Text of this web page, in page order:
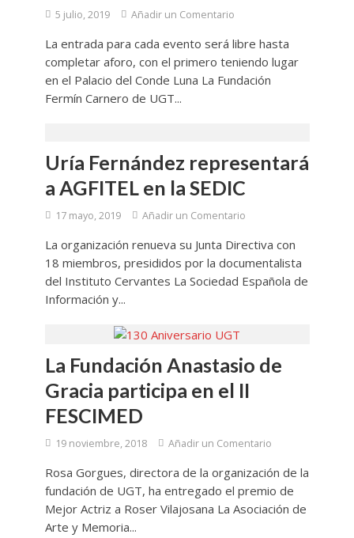
5 julio, 2019 Añadir un Comentario
La entrada para cada evento será libre hasta
completar aforo, con el primero teniendo lugar
en el Palacio del Conde Luna La Fundación
Fermín Carnero de UGT...
Uría Fernández representará
a AGFITEL en la SEDIC
17 mayo, 2019 Añadir un Comentario
La organización renueva su Junta Directiva con
18 miembros, presididos por la documentalista
del Instituto Cervantes La Sociedad Española de
Información y...
La Fundación Anastasio de
Gracia participa en el II
FESCIMED
19 noviembre, 2018 Añadir un Comentario
Rosa Gorgues, directora de la organización de la
fundación de UGT, ha entregado el premio de
Mejor Actriz a Roser Vilajosana La Asociación de
Arte y Memoria...